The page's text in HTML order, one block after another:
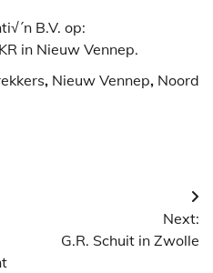
B.V. op:
in Nieuw Vennep.
, Nieuw Vennep, Noord
Next:
G.R. Schuit in Zwolle